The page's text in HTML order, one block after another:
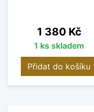
Cena
1 380 Kč
1 ks skladem
Přidat do košíku